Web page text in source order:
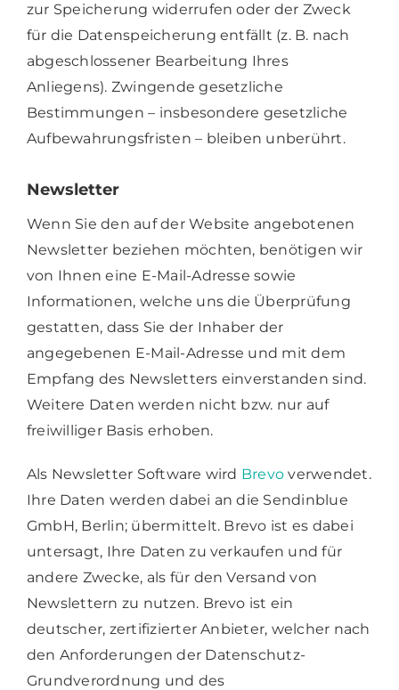
zur Speicherung widerrufen oder der Zweck
für die Datenspeicherung entfällt (z. B. nach
abgeschlossener Bearbeitung Ihres
Anliegens). Zwingende gesetzliche
Bestimmungen – insbesondere gesetzliche
Aufbewahrungsfristen – bleiben unberührt.
Newsletter
Wenn Sie den auf der Website angebotenen
Newsletter beziehen möchten, benötigen wir
von Ihnen eine E-Mail-Adresse sowie
Informationen, welche uns die Überprüfung
gestatten, dass Sie der Inhaber der
angegebenen E-Mail-Adresse und mit dem
Empfang des Newsletters einverstanden sind.
Weitere Daten werden nicht bzw. nur auf
freiwilliger Basis erhoben.
Als Newsletter Software wird Brevo verwendet.
Ihre Daten werden dabei an die Sendinblue
GmbH, Berlin; übermittelt. Brevo ist es dabei
untersagt, Ihre Daten zu verkaufen und für
andere Zwecke, als für den Versand von
Newslettern zu nutzen. Brevo ist ein
deutscher, zertifizierter Anbieter, welcher nach
den Anforderungen der Datenschutz-
Grundverordnung und des